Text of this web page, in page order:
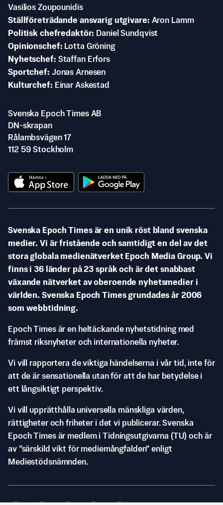
Vasilios Zoupounidis
Ställföreträdande ansvarig utgivare Aron Lamm
Politisk chefredaktör
Daniel Sundqvist
Opinionschef
Lotta Gröning
Nyhetschef Staffan Erfors
Sportchef Jonas Arnesen
Kulturchef
Einar Askestad
Svenska Epoch Times AB
DN-skrapan
Rålambsvägen 17
112 59 Stockholm
Svenska Epoch Times är en unik röst bland svenska
medier. Vi är fristående och samtidigt en del av det
stora globala medienätverket Epoch Media Group. Vi
finns i 36 länder på 23 språk och är det snabbast
växande nätverket av oberoende nyhetsmedier i
världen. Svenska Epoch Times grundades år 2006
som webbtidning.
Epoch Times är en heltäckande nyhetstidning med
främst riksnyheter och internationella nyheter.
Vi vill rapportera de viktiga händelserna i vår tid, inte för
att de är sensationella utan för att de har betydelse i
ett långsiktigt perspektiv.
Vi vill upprätthålla universella mänskliga värden,
rättigheter och friheter i det vi publicerar. Svenska
Epoch Times är medlem i Tidningsutgivarna (TU) och är
av ”särskild vikt för mediemångfalden” enligt
Mediestödsnämnden.